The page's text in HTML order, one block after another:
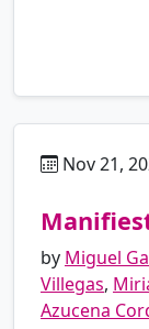
Nov 21,
by Miguel
Villegas,
Azucena